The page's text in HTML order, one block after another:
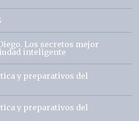
Los secretos mejor
inteligente
y preparativos del
y preparativos del